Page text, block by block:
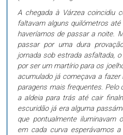
A chegada à Várzea coincidiu
faltavam alguns quilómetros
haveríamos de passar a noite.
passar por uma dura
jornada sob estrada asfaltada,
por ser um martírio para os
acumulado já começava a
paragens mais frequentes. Pelo
a aldeia para trás até cair
escuridão já era alguma
que pontualmente iluminavam
em cada curva esperávamos